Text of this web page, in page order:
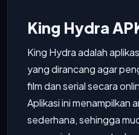
King Hydra
King Hydra adalah
yang dirancang agar
film dan serial secara
Aplikasi ini menampilkan
sederhana, sehingga